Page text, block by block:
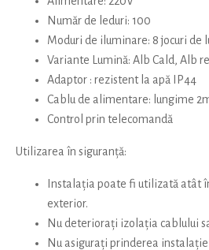
Număr de leduri: 100
Moduri de iluminare: 8 jocuri de
Variante Lumină: Alb Cald, Alb
Adaptor : rezistent la apă IP44
Cablu de alimentare: lungime
Control prin telecomandă
Utilizarea în siguranță:
Instalația poate fi utilizată atât
exterior.
Nu deteriorați izolația cablului
Nu asigurați prinderea instalației